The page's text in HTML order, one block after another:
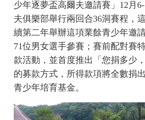
少年逐夢盃高爾夫邀請賽」12月
夫俱樂部舉行兩回合36洞賽程，
續第二年舉辦這項業餘青少年邀
71位男女選手參賽；賽前配對賽
款活動，並首度推出「您捐多少
的募款方式，所得款項將全數捐
青少年培育基金。